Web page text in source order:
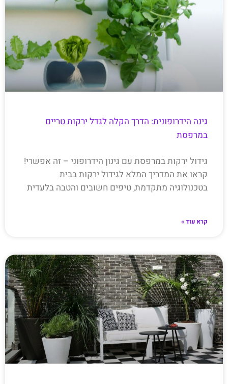
גינה הידרופונית: הדרך הקלה לגדל ירקות טריים
במרפסת
גידול ירקות במרפסת עם גינון הידרופוני – זה אפשרי!
קראו את המדריך המלא לגידול ירקות בבית
בטכנולוגיה מתקדמת, טיפים חשובים והטבה בלעדית
קרא עוד »